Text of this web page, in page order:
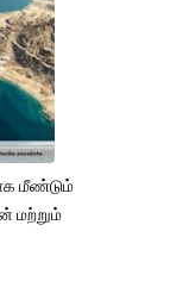
மீண்டும்
மற்றும்